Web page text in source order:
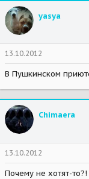
yasya
13.10.2012
В Пушкинском
Chimaera
13.10.2012
Почему не хотят-